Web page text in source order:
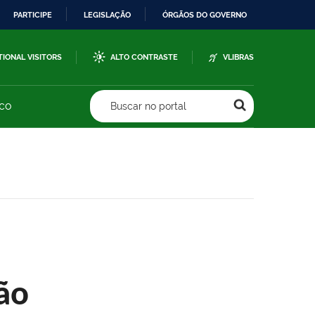
PARTICIPE LEGISLAÇÃO ÓRGÃOS DO GOVERNO
VISITORS ALTO CONTRASTE VLIBRAS
Buscar no portal